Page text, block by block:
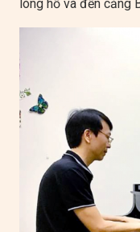
lòng hồ và đến cảng